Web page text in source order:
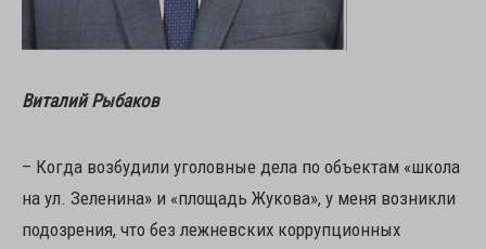
Виталий Рыбаков
– Когда возбудили уголовные дела по объектам «школа
на ул. Зеленина» и «площадь Жукова», у меня возникли
подозрения, что без лежневских коррупционных